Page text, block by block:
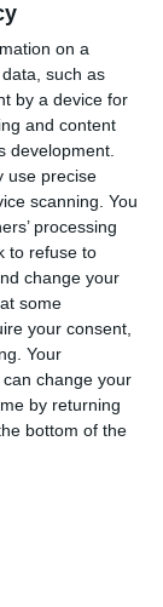
on a
such as
by a device for
and content
development.
use precise
scanning. You
processing
to refuse to
change your
some
your consent,
Your
change your
by returning
bottom of the